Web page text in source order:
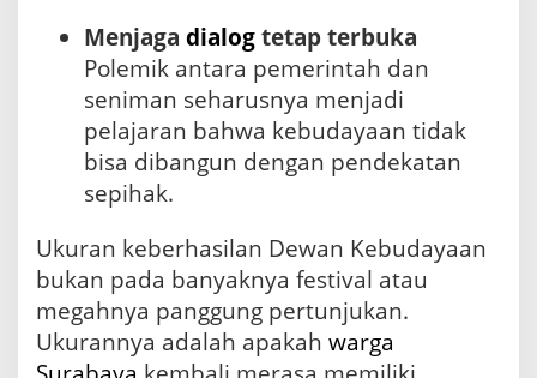
Menjaga dialogtetap terbuka
Polemik antara pemerintah dan
seniman seharusnya menjadi
pelajaran bahwa kebudayaan tidak
bisa dibangun dengan pendekatan
sepihak.
Ukuran keberhasilan Dewan Kebudayaan
bukan pada banyaknya festival atau
megahnya panggung pertunjukan.
Ukurannya adalah apakah warga